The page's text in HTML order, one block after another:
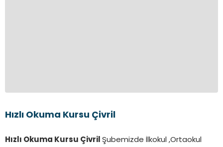
Hızlı Okuma Kursu Çivril
Hızlı Okuma Kursu Çivril Şubemizde İlkokul ,Ortaokul